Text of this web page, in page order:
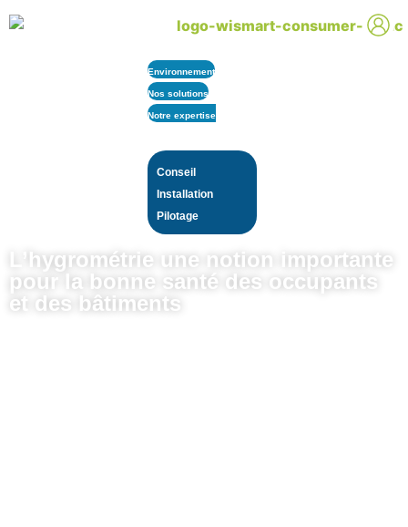
Environnement
Nos solutions
Notre expertise
Conseil
Installation
Pilotage
L’hygrométrie une notion importante
pour la bonne santé des occupants
et des bâtiments